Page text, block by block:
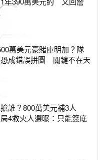
萬美元豪賭庫明加？隊
成錯誤拼圖 關鍵不在天
誰？800萬美元補3人
4救火人選曝：只能簽底